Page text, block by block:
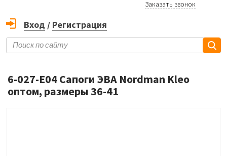
Заказать звонок
Вход / Регистрация
6-027-E04 Сапоги ЭВА Nordman Kleo
оптом, размеры 36-41